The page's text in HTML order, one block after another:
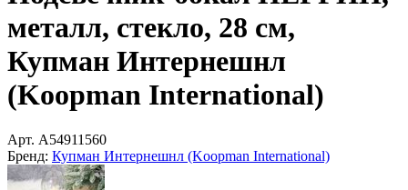
металл, стекло, 28 см,
Купман Интернешнл
(Koopman International)
Арт. A54911560
Бренд: Купман Интернешнл (Koopman International)